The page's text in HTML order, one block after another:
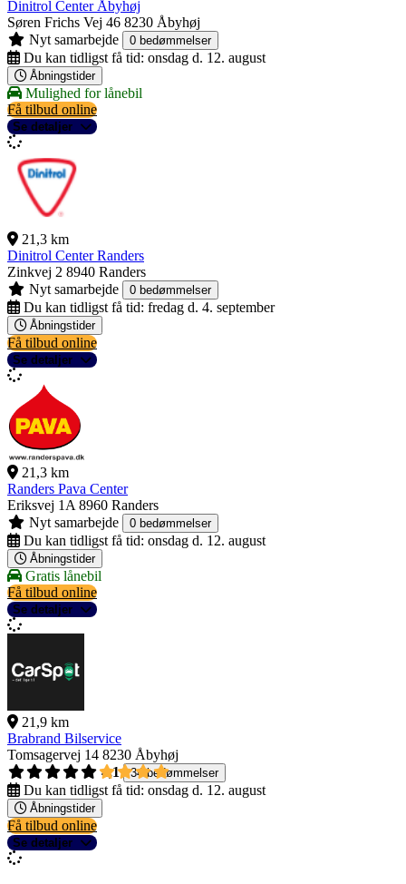
Dinitrol Center Åbyhøj
Søren Frichs Vej 46 8230 Åbyhøj
Nyt samarbejde
0 bedømmelser
Du kan tidligst få tid: onsdag d. 12. august
Åbningstider
Mulighed for lånebil
Få tilbud online
Se detaljer
21,3 km
Dinitrol Center Randers
Zinkvej 2 8940 Randers
Nyt samarbejde
0 bedømmelser
Du kan tidligst få tid: fredag d. 4. september
Åbningstider
Få tilbud online
Se detaljer
21,3 km
Randers Pava Center
Eriksvej 1A 8960 Randers
Nyt samarbejde
0 bedømmelser
Du kan tidligst få tid: onsdag d. 12. august
Åbningstider
Gratis lånebil
Få tilbud online
Se detaljer
21,9 km
Brabrand Bilservice
Tomsagervej 14 8230 Åbyhøj
4,1
34 bedømmelser
Du kan tidligst få tid: onsdag d. 12. august
Åbningstider
Få tilbud online
Se detaljer